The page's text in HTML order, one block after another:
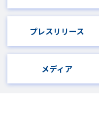
プレスリリース
メディア